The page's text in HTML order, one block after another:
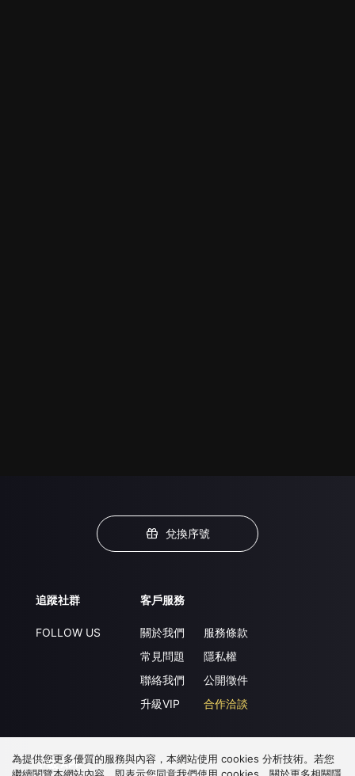
兌換序號
追蹤社群
FOLLOW US
客戶服務
關於我們
常見問題
聯絡我們
升級VIP
服務條款
隱私權
公開徵件
合作洽談
下載 APP
為提供您更多優質的服務與內容，本網站使用 cookies 分析技術。若您